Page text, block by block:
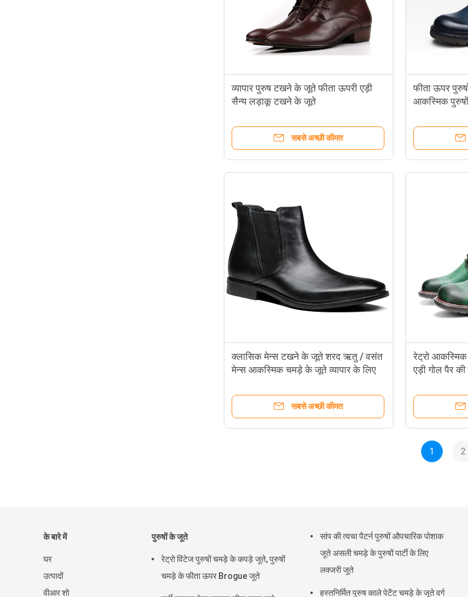
व्यापार पुरुष टखने के जूते फीता ऊपरी एड़ी
सैन्य लड़ाकू टखने के जूते
सबसे अच्छी कीमत
फीता ऊपर
आकस्मिक
क्लासिक मेन्स टखने के जूते शरद ऋतु / वसंत
मेन्स आकस्मिक चमड़े के जूते व्यापार के लिए
सबसे अच्छी कीमत
रेट्रो
एड़ी गोल पैर की
1 2
के बारे में
घर
उत्पादों
वीआर शो
पुरुषों के जूते
रेट्रो विंटेज पुरुषों चमड़े के कपड़े जूते, पुरुषों
चमड़े के फीता ऊपर Brogue जूते
सांप की त्वचा पैटर्न पुरुषों औपचारिक पोशाक
जूते असली चमड़े के पुरुषों पार्टी के लिए
लक्जरी जूते
हस्तनिर्मित पुरुष काले पेटेंट चमड़े के जूते वर्ग